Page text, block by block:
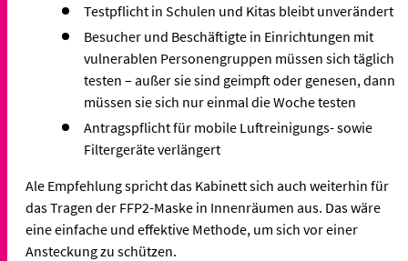
Testpflicht in Schulen und Kitas bleibt unverändert
Besucher und Beschäftigte in Einrichtungen mit
vulnerablen Personengruppen müssen sich täglich
testen – außer sie sind geimpft oder genesen, dann
müssen sie sich nur einmal die Woche testen
Antragspflicht für mobile Luftreinigungs- sowie
Filtergeräte verlängert
Ale Empfehlung spricht das Kabinett sich auch weiterhin für
das Tragen der FFP2-Maske in Innenräumen aus. Das wäre
eine einfache und effektive Methode, um sich vor einer
Ansteckung zu schützen.